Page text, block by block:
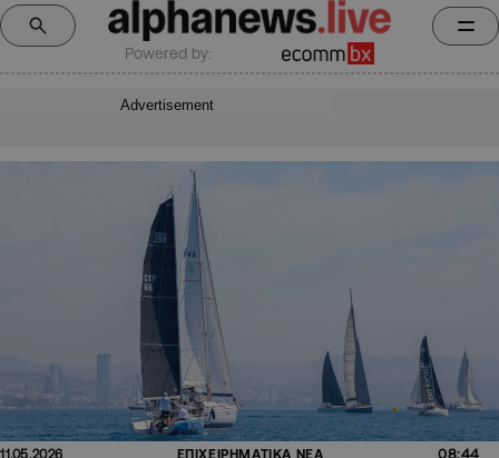
Powered by:
Advertisement
11.05.2026 ΕΠΙΧΕΙΡΗΜΑΤΙΚΑ ΝΕΑ 08:44